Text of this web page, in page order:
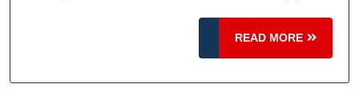
von
READ MORE
READ
MORE